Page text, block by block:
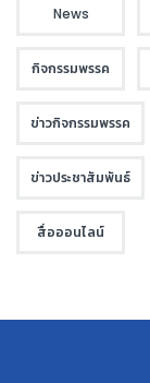
News
กิจกรรมพรรค
ข่าวกิจกรรมพรรค
ข่าวประชาสัมพันธ์
สื่อออนไลน์